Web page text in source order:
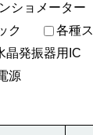
ショメーター
ク 各種
晶発振器用IC
源